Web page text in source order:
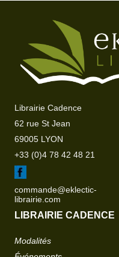
Librairie Cadence
62 rue St Jean
69005 LYON
+33 (0)4 78 42 48 21
commande@eklectic-
librairie.com
LIBRAIRIE CADENCE
Modalités